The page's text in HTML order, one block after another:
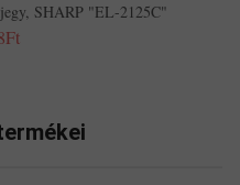
SHARP "EL-2125C"